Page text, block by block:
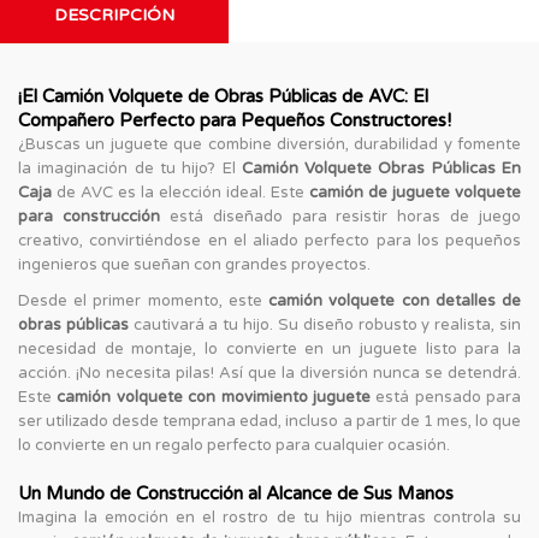
DESCRIPCIÓN
¡El Camión Volquete de Obras Públicas de AVC: El
Compañero Perfecto para Pequeños Constructores!
¿Buscas un juguete que combine diversión, durabilidad y fomente
la imaginación de tu hijo? El Camión Volquete Obras Públicas En
Caja de AVC es la elección ideal. Este camión de juguete volquete
para construcciónestá diseñado para resistir horas de juego
creativo, convirtiéndose en el aliado perfecto para los pequeños
ingenieros que sueñan con grandes proyectos.
Desde el primer momento, este camión volquete con detalles de
obras públicascautivará a tu hijo. Su diseño robusto y realista, sin
necesidad de montaje, lo convierte en un juguete listo para la
acción. ¡No necesita pilas! Así que la diversión nunca se detendrá.
Este camión volquete con movimiento jugueteestá pensado para
ser utilizado desde temprana edad, incluso a partir de 1 mes, lo que
lo convierte en un regalo perfecto para cualquier ocasión.
Un Mundo de Construcción al Alcance de Sus Manos
Imagina la emoción en el rostro de tu hijo mientras controla su